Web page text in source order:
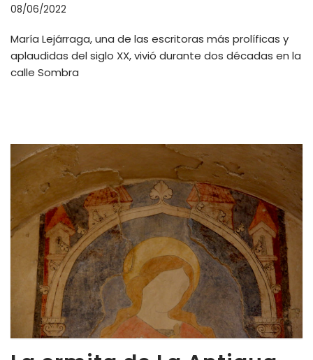
08/06/2022
María Lejárraga, una de las escritoras más prolíficas y
aplaudidas del siglo XX, vivió durante dos décadas en la
calle Sombra